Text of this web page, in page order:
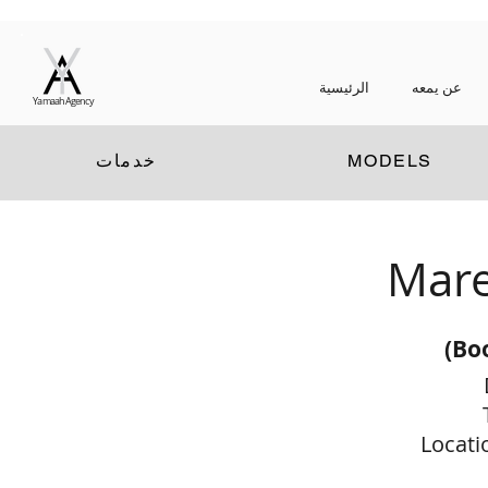
Yamaah Agency
الرئيسية عن يمعه
خدمات MODELS